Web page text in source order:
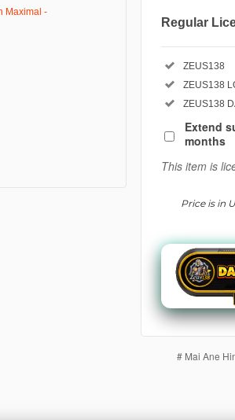
Regular
Use, by you
product
buyer fee.
View
details
Included:
ZEUS138
Included:
ZEUS138
Included:
ZEUS138
Extend
months
This item is
Price is in
# Mai Ane